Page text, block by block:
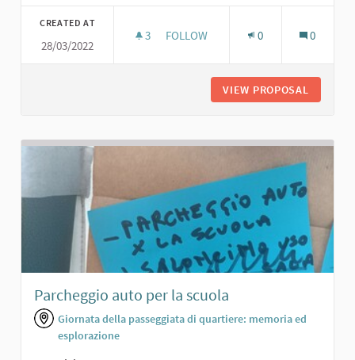
CREATED AT
28/03/2022
3 3 FOLLOWERS
FOLLOW 0 0
VIEW PROPOSAL
Parcheggio auto per la scuola
Giornata della passeggiata di quartiere: memoria ed
esplorazione